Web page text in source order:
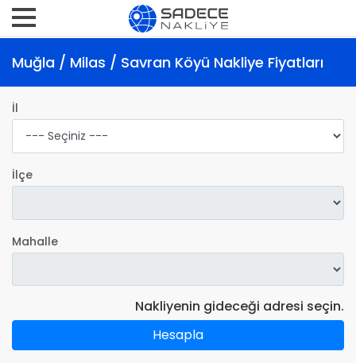
Muğla / Milas / Savran Köyü Nakliye Fiyatları
İl
İlçe
Mahalle
Nakliyenin gideceği adresi seçin.
Hesapla